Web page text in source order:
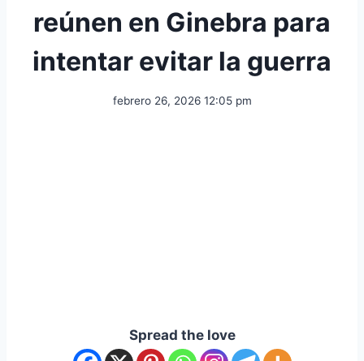
reúnen en Ginebra para
intentar evitar la guerra
febrero 26, 2026 12:05 pm
Spread the love